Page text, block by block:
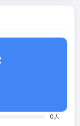
0 人